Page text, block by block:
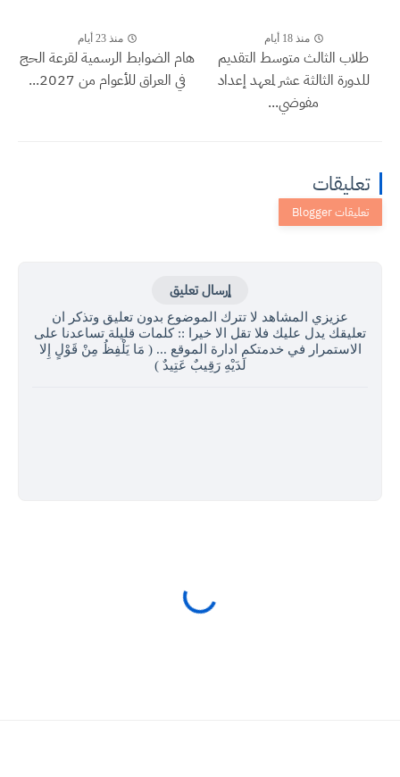
منذ 18 أيام
طلاب الثالث متوسط التقديم
للدورة الثالثة عشر لمعهد إعداد
مفوضي...
منذ 23 أيام
هام الضوابط الرسمية لقرعة الحج
في العراق للأعوام من 2027...
تعليقات
إرسال تعليق
عزيزي المشاهد لا تترك الموضوع بدون تعليق وتذكر ان
تعليقك يدل عليك فلا تقل الا خيرا :: كلمات قليلة تساعدنا على
الاستمرار في خدمتكم ادارة الموقع ... ( مَا يَلْفِظُ مِنْ قَوْلٍ إِلا
لَدَيْهِ رَقِيبٌ عَتِيدٌ )